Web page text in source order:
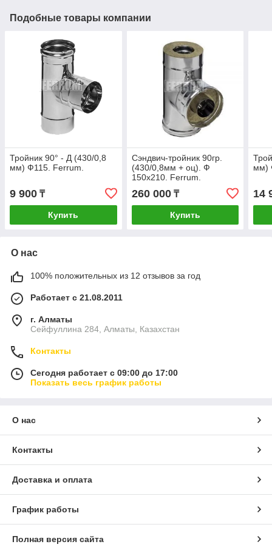
Подобные товары компании
Тройник 90° - Д (430/0,8
мм) Ф115. Ferrum.
9 900 ₸
Купить
Сэндвич-тройник 90гр.
(430/0,8мм + оц). Ф
150х210. Ferrum.
260 000₸
Купить
мм)
14
О нас
100% положительных из 12 отзывов за год
Работает с 21.08.2011
г. Алматы
Сейфуллина 284, Алматы, Казахстан
Контакты
Сегодня работает с 09:00 до 17:00
Показать весь график работы
О нас
Контакты
Доставка и оплата
График работы
Полная версия сайта